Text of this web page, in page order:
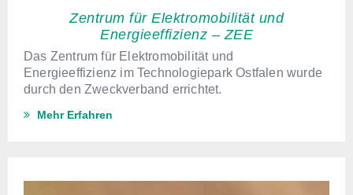
Zentrum für Elektromobilität und
Energieeffizienz – ZEE
Das Zentrum für Elektromobilität und
Energieeffizienz im Technologiepark Ostfalen wurde
durch den Zweckverband errichtet.
Mehr Erfahren